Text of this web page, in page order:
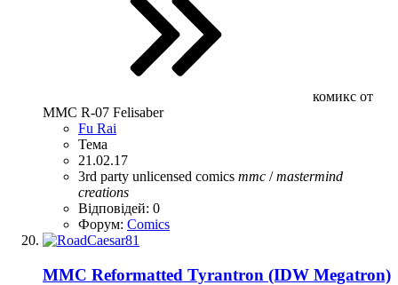
комикс от
MMC R-07 Felisaber
Fu Rai
Тема
21.02.17
3rd party unlicensed comics mmc /mastermind
creations
Відповідей: 0
Форум: Comics
MMC Reformatted Tyrantron (IDW Megatron)